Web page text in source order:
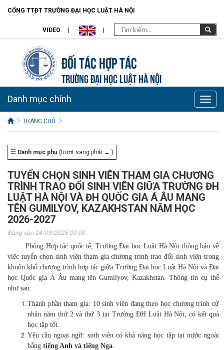
CỔNG TTĐT TRƯỜNG ĐẠI HỌC LUẬT HÀ NỘI
VIDEO
Đối tác hợp tác
TRƯỜNG ĐẠI HỌC LUẬT HÀ NỘI
Toggle
Danh mục chính
TRANG CHỦ
☰ Danh mục phụ (trượt sang phải → )
TUYỂN CHỌN SINH VIÊN THAM GIA CHƯƠNG
TRÌNH TRAO ĐỔI SINH VIÊN GIỮA TRƯỜNG ĐH
LUẬT HÀ NỘI VÀ ĐH QUỐC GIA Á ÂU MANG
TÊN GUMILYOV, KAZAKHSTAN NĂM HỌC
2026-2027
Đăng vào 24/03/2026 00:00
Phòng Hợp tác quốc tế, Trường Đại học Luật Hà Nội thông báo về
việc tuyển chọn sinh viên tham gia chương trình trao đổi sinh viên trong
khuôn khổ chương trình hợp tác giữa Trường Đại học Luật Hà Nội và Đại
học Quốc gia Á Âu mang tên Gumilyov, Kazakhstan. Thông tin cụ thể
như sau:
Thành phần tham gia: 10 sinh viên đang theo học chương trình cử
nhân năm thứ 2 và thứ 3 tại Trường ĐH Luật Hà Nội, có kết quả
học tập tốt.
Yêu cầu ngoại ngữ: sinh viên có khả năng học tập tại nước ngoài
bằng tiếng Anh và tiếng Nga.